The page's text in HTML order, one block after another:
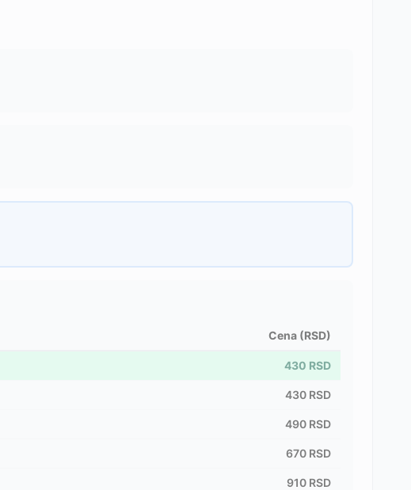
Cena (RSD)
430 RSD
430 RSD
490 RSD
670 RSD
910 RSD